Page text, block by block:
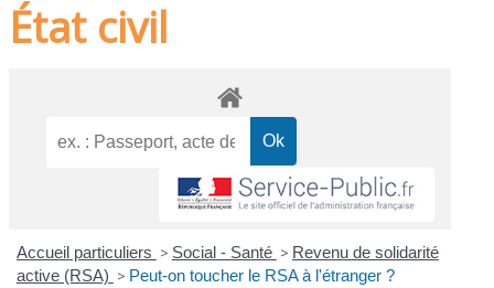
État civil
Accueil particuliers > Social - Santé > Revenu de solidarité
active (RSA) > Peut-on toucher le RSA à l'étranger ?